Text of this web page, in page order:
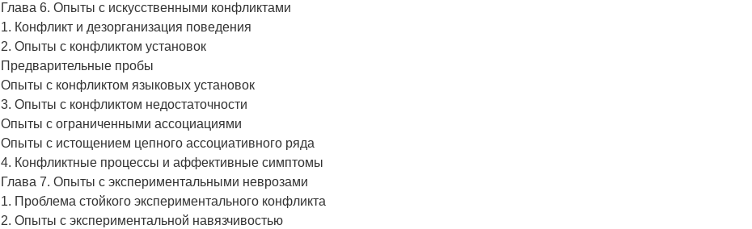
Глава 6. Опыты с искусственными конфликтами
1. Конфликт и дезорганизация поведения
2. Опыты с конфликтом установок
Предварительные пробы
Опыты с конфликтом языковых установок
3. Опыты с конфликтом недостаточности
Опыты с ограниченными ассоциациями
Опыты с истощением цепного ассоциативного ряда
4. Конфликтные процессы и аффективные симптомы
Глава 7. Опыты с экспериментальными неврозами
1. Проблема стойкого экспериментального конфликта
2. Опыты с экспериментальной навязчивостью